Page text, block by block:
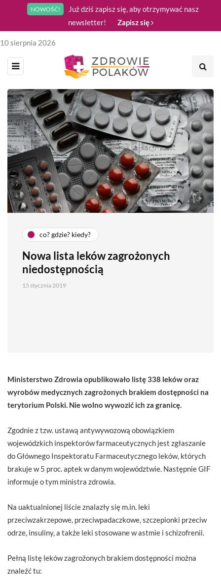
NOWOŚĆ!
Już dziś zapisz się, aby otrzymywać nasz
newsletter!
Zapisz się
10 sierpnia 2026
co? gdzie? kiedy?
Nowa lista leków zagrożonych
niedostępnością
15 stycznia 2019
Ministerstwo Zdrowia opublikowało listę 338 leków oraz
wyrobów medycznych zagrożonych brakiem dostępności na
terytorium Polski. Nie wolno wywozić ich za granicę.
Zgodnie z tzw. ustawą antywywozową obowiązkiem
wojewódzkich inspektorów farmaceutycznych jest zgłaszanie
do Głównego Inspektoratu Farmaceutycznego leków, których
brakuje w 5 proc. aptek w danym województwie. Następnie GIF
informuje o tym ministra zdrowia.
Na uaktualnionej liście znalazły się m.in. leki
przeciwzakrzepowe, przeciwpadaczkowe, szczepionki przeciw
odrze, insuliny, a także leki stosowane w astmie i schizofrenii.
Pełną listę leków zagrożonych brakiem dostępności można
znaleźć tu: